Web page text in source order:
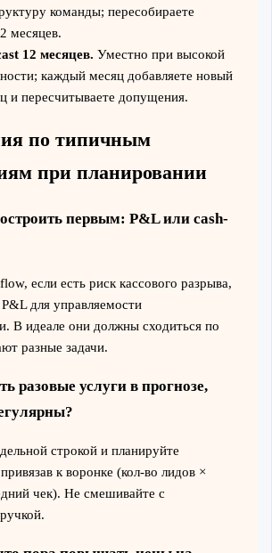
команды; пересобираете
месяцев.
12 месяцев. Уместно при высокой
каждый месяц добавляете новый
и пересчитываете допущения.
по типичным
при планировании
первым: P&L или cash-
если есть риск кассового разрыва,
для управляемости
В идеале они должны сходиться по
разные задачи.
разовые услуги в прогнозе,
строкой и планируйте
к воронке (кол-во лидов ×
чек). Не смешивайте с